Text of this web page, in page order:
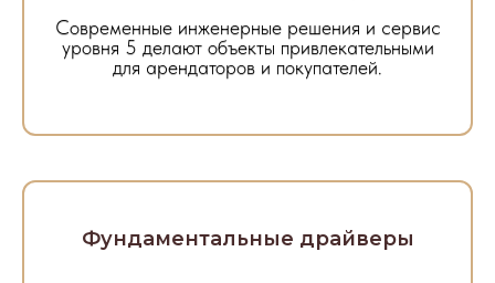
Современные инженерные решения и сервис
уровня 5 делают объекты привлекательными
для арендаторов и покупателей.
Фундаментальные драйверы